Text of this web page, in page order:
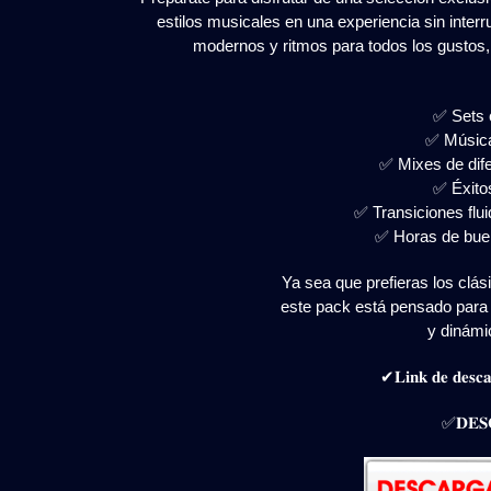
estilos musicales en una experiencia sin
modernos y ritmos para todos los
✅ Sets
✅
✅ Mixes de
✅
✅ Transiciones
✅ Horas de
Ya sea que prefieras los
este pack está pensado
y
✔𝐋𝐢𝐧𝐤 𝐝𝐞